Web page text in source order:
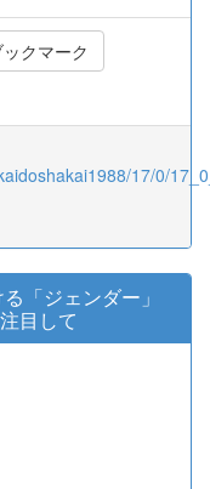
クマーク
17/0/
「ジェンダー」
目して